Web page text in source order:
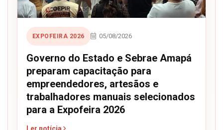
EXPOFEIRA 2026 05/08/2026
Governo do Estado e Sebrae Amapá
preparam capacitação para
empreendedores, artesãos e
trabalhadores manuais selecionados
para a Expofeira 2026